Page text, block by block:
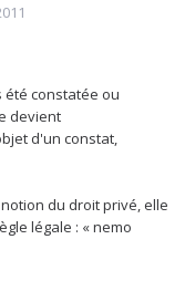
été constatée ou
devient
d'un constat,
du droit privé, elle
légale : « nemo